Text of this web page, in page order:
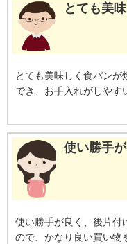
とても美
とても美味しく食パンが
でき、お手入れがしやす
使い勝手
使い勝手が良く、後片付
ので、かなり良い買い物